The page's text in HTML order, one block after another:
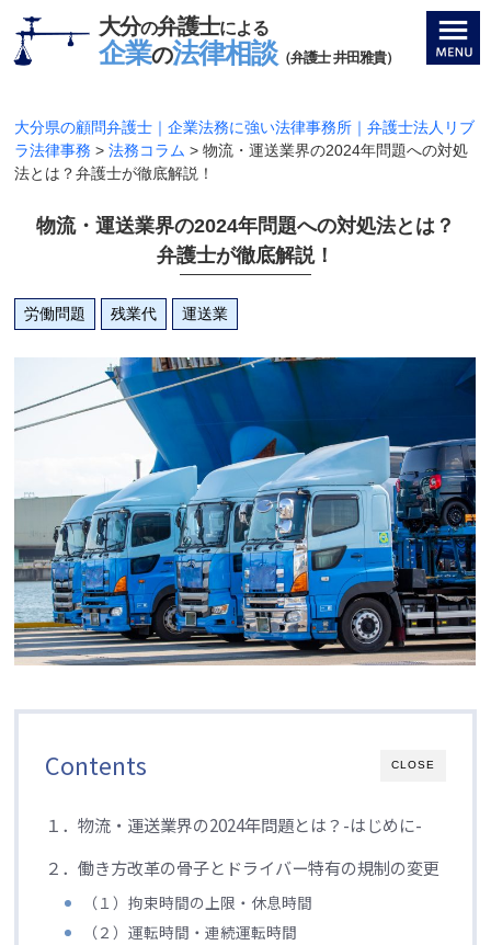
大分の弁護士による
企業の法律相談（弁護士 井田雅貴）
大分県の顧問弁護士｜企業法務に強い法律事務所｜弁護士法人リブ
ラ法律事務 >法務コラム >物流・運送業界の2024年問題への対処
法とは？弁護士が徹底解説！
物流・運送業界の2024年問題への対処法とは？
弁護士が徹底解説！
労働問題 残業代 運送業
CLOSE
Contents
１．物流・運送業界の2024年問題とは？-はじめに-
２．働き方改革の骨子とドライバー特有の規制の変更
（１）拘束時間の上限・休息時間
（２）運転時間・連続運転時間